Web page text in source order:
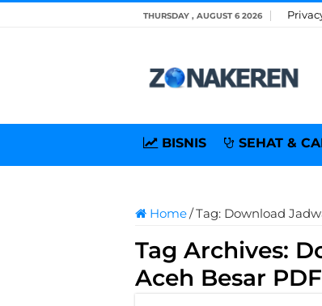
THURSDAY , AUGUST 6 2026
BISNIS SEHAT &
Home/Tag: Download
Tag Archives:
Aceh Besar PDF